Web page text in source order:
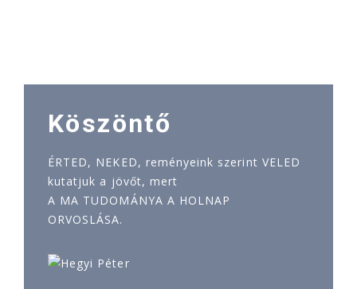
Köszöntő
ÉRTED, NEKED, reményeink szerint VELED
kutatjuk a jövőt, mert
A MA TUDOMÁNYA A HOLNAP
ORVOSLÁSA.